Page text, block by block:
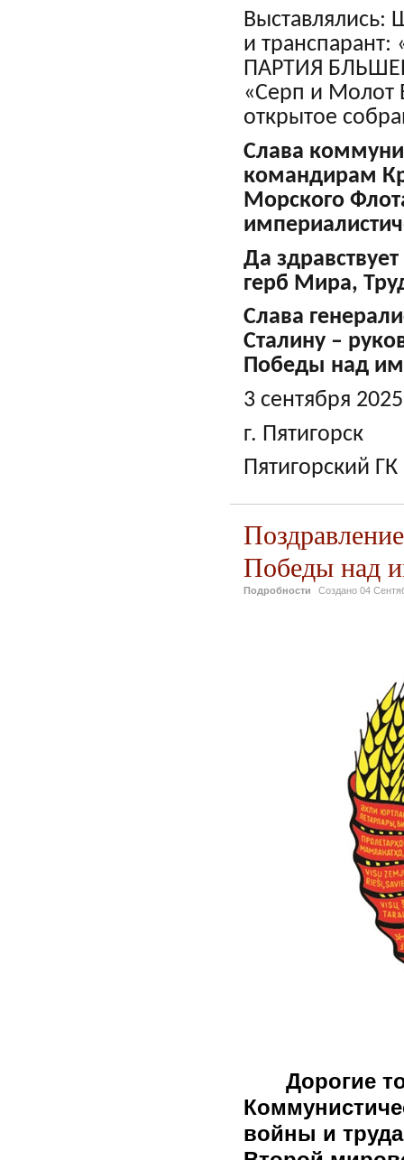
Выставлялись:
и
ПАРТИЯ
«Серп и Молот
открытое
Слава
командирам
Морского
Да
герб Мира,
Слава
Сталину –
Победы над
3 сентября
г. Пятигорск
Пятигорский
Победы над
Подробности Создано 04
Дорогие
войны и